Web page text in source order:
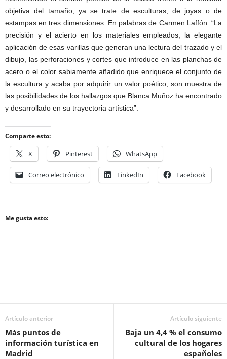
objetiva del tamaño, ya se trate de esculturas, de joyas o de
estampas en tres dimensiones. En palabras de Carmen Laffón: “La
precisión y el acierto en los materiales empleados, la elegante
aplicación de esas varillas que generan una lectura del trazado y el
dibujo, las perforaciones y cortes que introduce en las planchas de
acero o el color sabiamente añadido que enriquece el conjunto de
la escultura y acaba por adquirir un valor poético, son muestra de
las posibilidades de los hallazgos que Blanca Muñoz ha encontrado
y desarrollado en su trayectoria artística”.
Comparte esto:
X Pinterest WhatsApp
Correo electrónico LinkedIn Facebook
Me gusta esto:
Artículo anterior
Más puntos de
información turística en
Madrid
Artículo siguiente
Baja un 4,4 % el consumo
cultural de los hogares
españoles